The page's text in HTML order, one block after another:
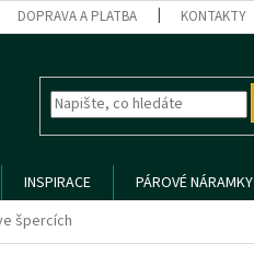
DOPRAVA A PLATBA KONTAKTY
INSPIRACE PÁROVÉ NÁRAMKY
špercích